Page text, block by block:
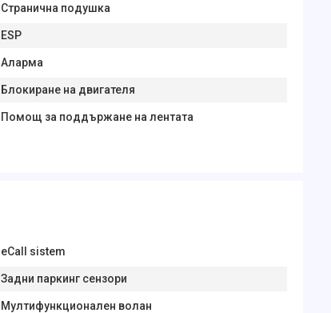
Странична подушка
ESP
Аларма
Блокиране на двигателя
Помощ за поддържане на лентата
eCall sistem
Задни паркинг сензори
Мултифункционален волан